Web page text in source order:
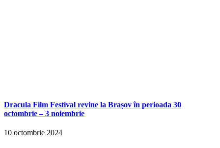
Dracula Film Festival revine la Brașov în perioada 30
octombrie – 3 noiembrie
10 octombrie 2024